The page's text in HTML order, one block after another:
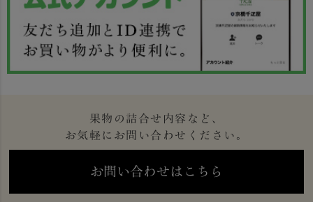
果物の詰合せ内容など、
お気軽にお問い合わせください。
お問い合わせはこちら